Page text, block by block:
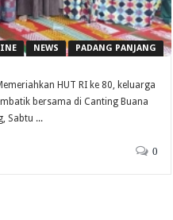
NEWS PADANG PANJANG
HUT RI ke 80, keluarga
bersama di Canting Buana
Sabtu ...
0